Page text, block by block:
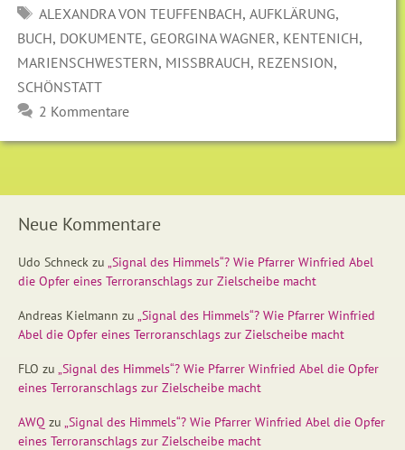
SCHLAGWÖRTER
ALEXANDRA VON TEUFFENBACH, AUFKLÄRUNG,
BUCH, DOKUMENTE, GEORGINA WAGNER, KENTENICH,
MARIENSCHWESTERN, MISSBRAUCH, REZENSION,
SCHÖNSTATT
2 Kommentare
Neue Kommentare
Udo Schneck zu „Signal des Himmels“? Wie Pfarrer Winfried Abel
die Opfer eines Terroranschlags zur Zielscheibe macht
Andreas Kielmann zu „Signal des Himmels“? Wie Pfarrer Winfried
Abel die Opfer eines Terroranschlags zur Zielscheibe macht
FLO zu „Signal des Himmels“? Wie Pfarrer Winfried Abel die Opfer
eines Terroranschlags zur Zielscheibe macht
AWQ zu „Signal des Himmels“? Wie Pfarrer Winfried Abel die Opfer
eines Terroranschlags zur Zielscheibe macht